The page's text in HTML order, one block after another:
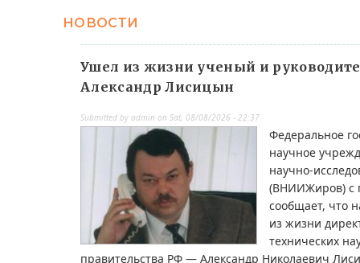
НОВОСТИ
Ушел из жизни ученый и
Александр Лисицын
Submitted by admin on Sat, 08/08/2026 - 22:37
Федеральное
научное
научно-
(ВНИИЖиров) с
сообщает, что
из жизни
технических
правительства РФ — Александр Николаевич